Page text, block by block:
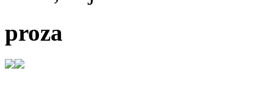
proza